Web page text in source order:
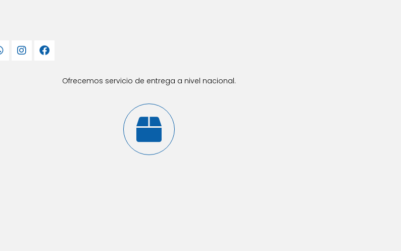
Ofrecemos servicio de entrega a nivel nacional.